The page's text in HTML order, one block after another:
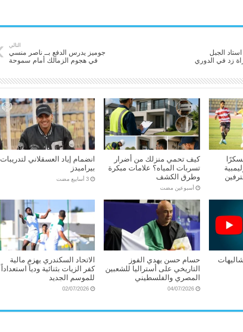
الجبل
زد في الدوري
التالي
جوميز يدرس الدفع بــ ناصر منسي
في هجوم الزمالك أمام سموحة
كيف تحمي منزلك من أضرار
تسربات المياه؟ علامات مبكرة
وطرق الكشف
‏أسبوعين مضت
انضمام إياد العسقلاني لتدريبات
بيراميدز
‏3 أسابيع مضت
حسام حسن يهدي الفوز
التاريخي على أستراليا للشعبين
المصري والفلسطيني
04/07/2026
الاتحاد السكندري يهزم مالية
كفر الزيات بثنائية ودياً استعداداً
للموسم الجديد
02/07/2026